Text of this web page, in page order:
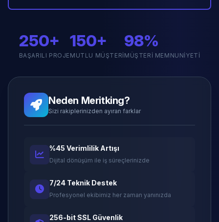
250+
BAŞARILI PROJE
150+
MUTLU MÜŞTERI
98%
MÜŞTERI MEMNUNIYETI
Neden Meritking?
Sizi rakiplerinizden ayıran farklar
%45 Verimlilik Artışı
Dijital dönüşüm ile iş süreçlerinizde
7/24 Teknik Destek
Profesyonel ekibimiz her zaman yanınızda
256-bit SSL Güvenlik